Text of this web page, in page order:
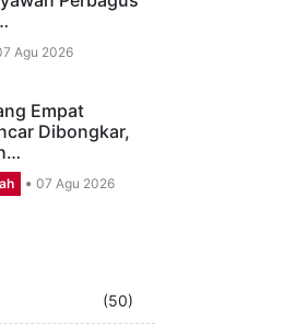
Perbagus
Agu 2026
Empat
Dibongkar,